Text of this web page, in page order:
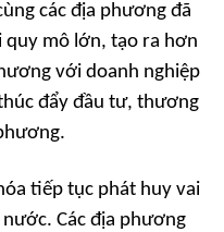
các địa phương đã
quy mô lớn, tạo ra hơn
với doanh nghiệp
đẩy đầu tư, thương
tiếp tục phát huy vai
Các địa phương